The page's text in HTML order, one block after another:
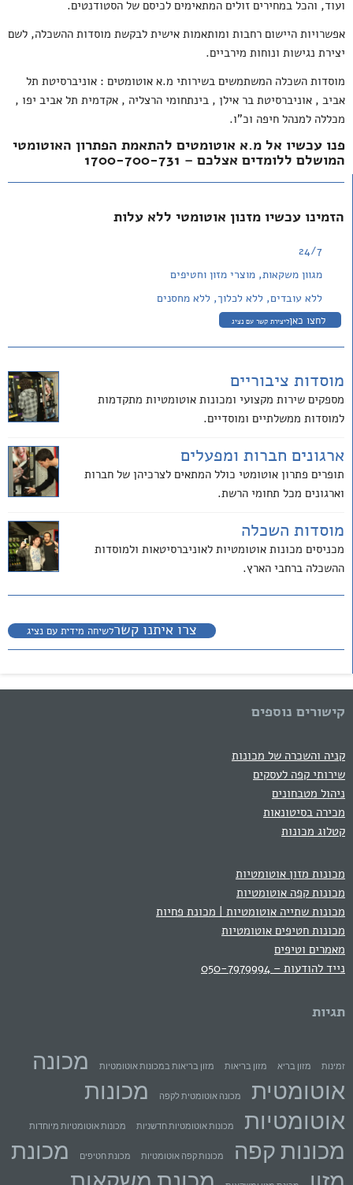
ועוד, והכל במחירים זולים המתאימים לכיסם של הסטודנטים.
אפשרויות היישום רחבות ומותאמות אישית לבקשת מוסדות ההשכלה, לשם
יצירת נגישות ונוחות מירביים.
מוסדות השכלה המשתמשים בשירותי מ.א אוטומטים : אוניברסיטת תל
אביב , אוניברסיטת בר אילן , בינתחומי הרצליה , אקדמית תל אביב יפו ,
מכללה למנהל חיפה וכ"ו.
פנו עכשיו אל מ.א אוטומטים להתאמת הפתרון האוטומטי
המושלם ללומדים אצלכם – 1700-700-731
הזמינו עכשיו מזנון אוטומטי ללא עלות
24/7
מגוון משקאות, מוצרי מזון וחטיפים
ללא עובדים, ללא לכלוך, ללא מחסנים
לחצו כאןליצירת קשר עם נציג
מוסדות ציבוריים
מספקים שירות מקצועי ומכונות אוטומטיות מתקדמות
למוסדות ממשלתיים ומוסדיים.
ארגונים חברות ומפעלים
תופרים פתרון אוטומטי כולל המתאים לצרכיהן של חברות
וארגונים מכל תחומי הרשת.
מוסדות השכלה
מכניסים מכונות אוטומטיות לאוניברסיטאות ולמוסדות
ההשכלה ברחבי הארץ.
צרו איתנו קשרלשיחה מידית עם נציג
קישורים נוספים
קניה והשכרה של מכונות
שירותי קפה לעסקים
ניהול מטבחונים
מכירה בסיטונאות
קטלוג מכונות
מכונות מזון אוטומטיות
מכונות קפה אוטומטיות
מכונות שתייה אוטומטיות | מכונת פחיות
מכונות חטיפים אוטומטיות
מאמרים וטיפים
נייד להודעות – 050-7979994
תגיות
זמינות מזון בריא מזון בריאות מזון בריאות במכונות אוטומטיות
מכונה
אוטומטית
מכונה אוטומטית לקפה
מכונות
אוטומטיות
מכונות אוטומטיות חדשניות מכונות אוטומטיות מיוחדות
מכונות קפה מכונות קפה אוטומטיות מכונת חטיפים
מכונת